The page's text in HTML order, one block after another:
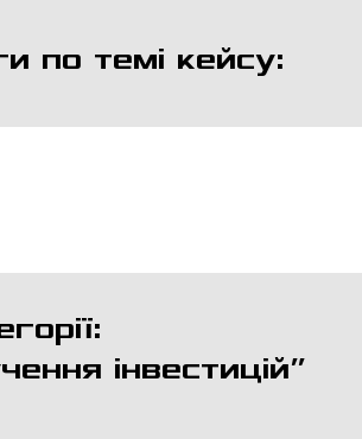
по темі кейсу:
інвестицій”